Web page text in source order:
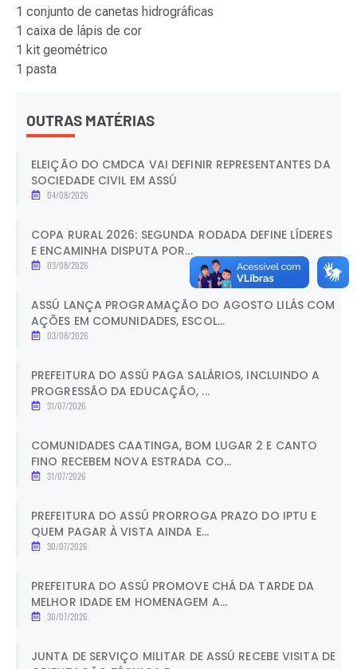
1 conjunto de canetas hidrográficas
1 caixa de lápis de cor
1 kit geométrico
1 pasta
OUTRAS MATÉRIAS
ELEIÇÃO DO CMDCA VAI DEFINIR REPRESENTANTES DA
SOCIEDADE CIVIL EM ASSÚ
04/08/2026
COPA RURAL 2026: SEGUNDA RODADA DEFINE LÍDERES
E ENCAMINHA DISPUTA POR...
03/08/2026
ASSÚ LANÇA PROGRAMAÇÃO DO AGOSTO LILÁS COM
AÇÕES EM COMUNIDADES, ESCOL...
03/08/2026
PREFEITURA DO ASSÚ PAGA SALÁRIOS, INCLUINDO A
PROGRESSÃO DA EDUCAÇÃO, ...
31/07/2026
COMUNIDADES CAATINGA, BOM LUGAR 2 E CANTO
FINO RECEBEM NOVA ESTRADA CO...
31/07/2026
PREFEITURA DO ASSÚ PRORROGA PRAZO DO IPTU E
QUEM PAGAR À VISTA AINDA E...
30/07/2026
PREFEITURA DO ASSÚ PROMOVE CHÁ DA TARDE DA
MELHOR IDADE EM HOMENAGEM A...
30/07/2026
JUNTA DE SERVIÇO MILITAR DE ASSÚ RECEBE VISITA DE